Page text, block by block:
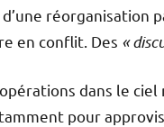
réorganisation
en conflit. Des «
dans le
pour